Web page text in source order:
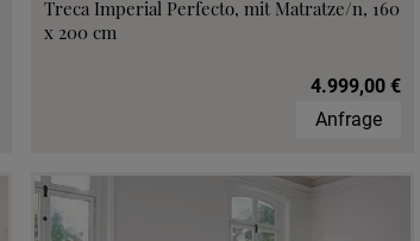
Treca Imperial Perfecto, mit Matratze/n, 160
x 200 cm
4.999,00 €
Anfrage